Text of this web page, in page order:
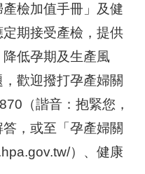
產檢加值手冊」及健
期接受產檢，提供
低孕期及生產風
歡迎撥打孕產婦關
（諧音：抱緊您，
，或至「孕產婦關
）、健康